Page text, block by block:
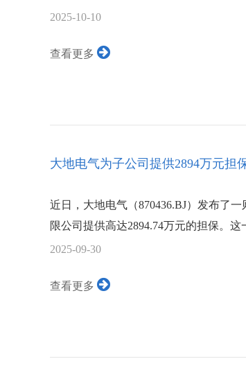
2025-10-10
查看更多
大地电气为子公司提供2894万元担
近日，大地电气（870436.BJ）发布了
限公司提供高达2894.74万元的担保。
2025-09-30
查看更多